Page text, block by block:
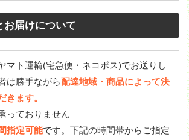
お届けについて
マト運輸(宅急便・ネコポス)でお送りし
は勝手ながら配達地域・商品によって決
きます。
っておりません
指定可能です。下記の時間帯からご指定